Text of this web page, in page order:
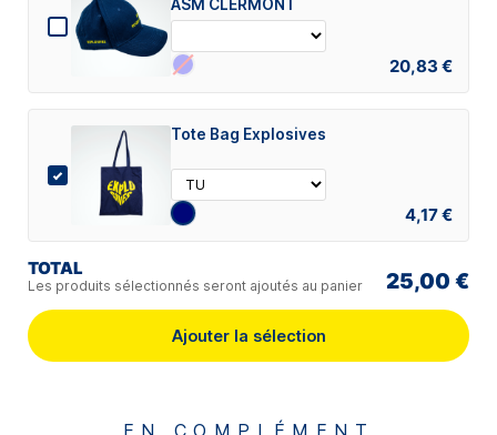
ASM CLERMONT
20,83 €
Tote Bag Explosives
4,17 €
TOTAL
Les produits sélectionnés seront ajoutés au panier 25,00 €
Ajouter la sélection
EN COMPLÉMENT